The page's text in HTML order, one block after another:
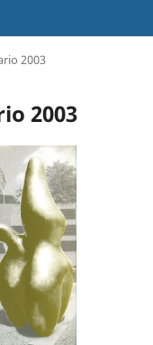
2003
2003